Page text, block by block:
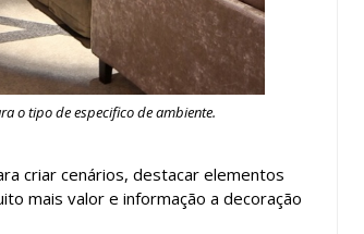
o tipo de especifico de ambiente.
criar cenários, destacar elementos
mais valor e informação a decoração